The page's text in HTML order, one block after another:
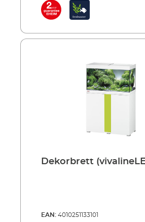
Dekorbrett
EAN: 4010251133101